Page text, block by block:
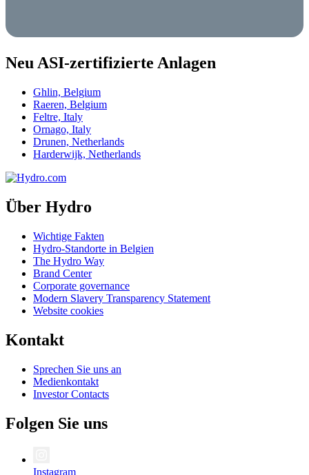
Neu ASI-zertifizierte Anlagen
Ghlin, Belgium
Raeren, Belgium
Feltre, Italy
Ornago, Italy
Drunen, Netherlands
Harderwijk, Netherlands
Über Hydro
Wichtige Fakten
Hydro-Standorte in Belgien
The Hydro Way
Brand Center
Corporate governance
Modern Slavery Transparency Statement
Website cookies
Kontakt
Sprechen Sie uns an
Medienkontakt
Investor Contacts
Folgen Sie uns
Instagram